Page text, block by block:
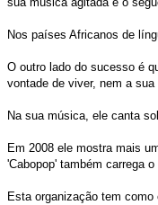
Nos países Africanos de
O outro lado do sucesso é
vontade de viver, nem a
Na sua música, ele canta
Em 2008 ele mostra mais
'Cabopop' também carrega
Esta organização tem